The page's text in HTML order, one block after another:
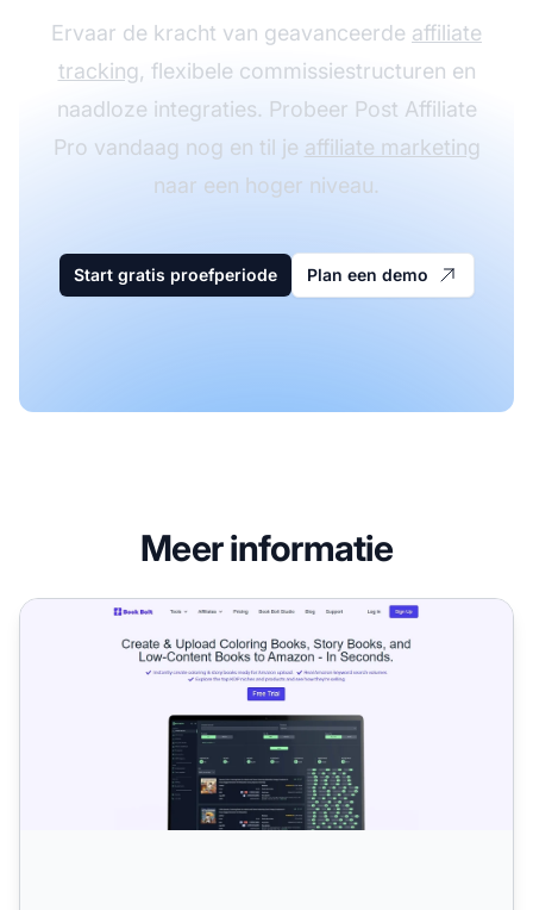
Ervaar de kracht van geavanceerde affiliate
tracking, flexibele commissiestructuren en
naadloze integraties. Probeer Post Affiliate
Pro vandaag nog en til je affiliate marketing
naar een hoger niveau.
Start gratis proefperiode Plan een demo
Meer informatie
Book Bolt Affiliate Programma